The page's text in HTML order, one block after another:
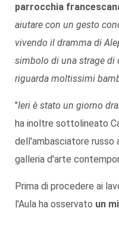
parrocchia
aiutare con un gesto
vivendo il dramma di
simbolo di una strage di
riguarda moltissimi
"Ieri è stato un giorno
ha inoltre sottolineato
dell'ambasciatore russo
galleria d'arte
Prima di procedere ai
l'Aula ha osservato un